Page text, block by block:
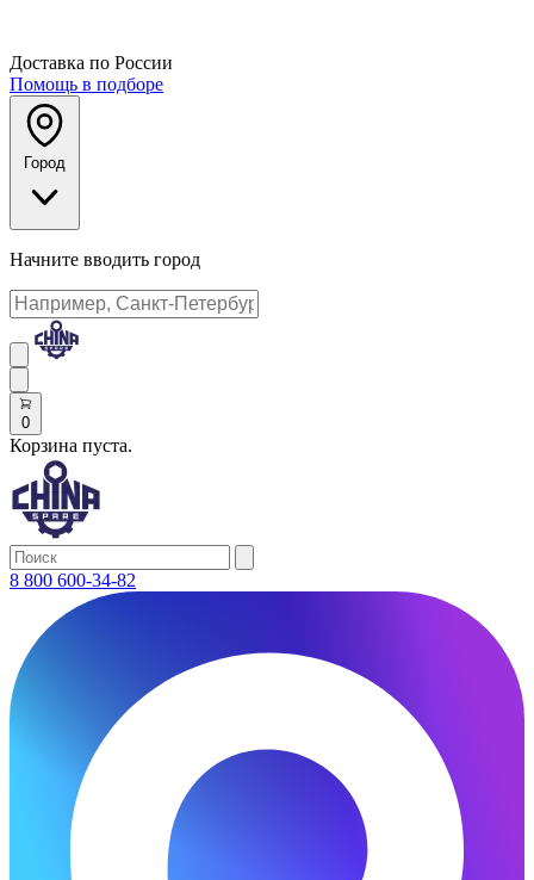
Доставка по России
Помощь в подборе
Город
Начните вводить город
0
Корзина пуста.
8 800 600-34-82